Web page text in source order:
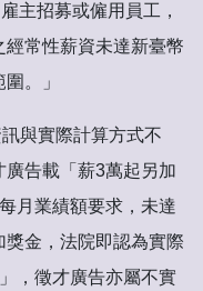
主招募或僱用員工，
常性薪資未達新臺幣
。」
與實際計算方式不
告載「薪3萬起另加
月業績額要求，未達
金，法院即認為實際
，徵才廣告亦屬不實